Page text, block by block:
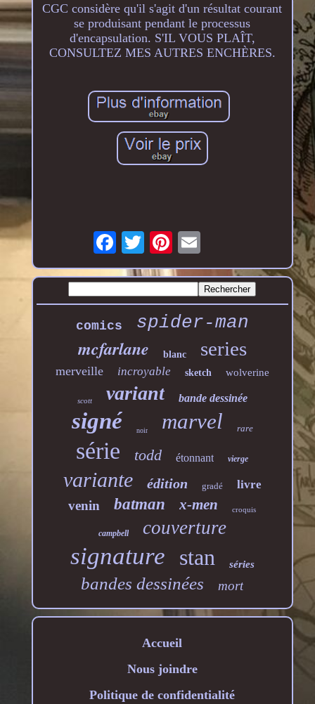
CGC considère qu'il s'agit d'un résultat courant
se produisant pendant le processus
d'encapsulation. S'IL VOUS PLAÎT,
CONSULTEZ MES AUTRES ENCHÈRES.
comics spider-man
mcfarlane blanc series
merveille incroyable sketch wolverine
scott variant bande dessinée
signé noir marvel rare
série todd étonnant vierge
variante édition gradé livre
venin batman x-men croquis
campbell couverture
signature stan séries
bandes dessinées mort
Accueil
Nous joindre
Politique de confidentialité